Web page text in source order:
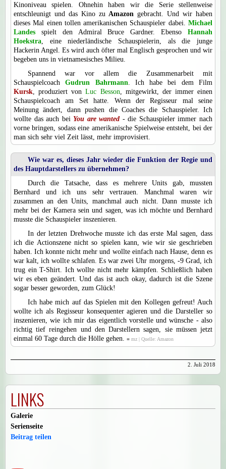
Kinoniveau spielen. Ohnehin haben wir die Serie stellenweise
entschleunigt und das Kino zu Amazon gebracht. Und wir haben
dieses Mal einen tollen amerikanischen Schauspieler dabei. Michael
Landes spielt den Admiral Bruce Gardner. Ebenso Hannah
Hoekstra , eine niederländische Schauspielerin, als die junge
Hackerin Angel. Es wird auch öfter mal Englisch gesprochen und wir
begeben uns in vietnamesisches Milieu.
Spannend war vor allem die Zusammenarbeit mit
SchauspielcoachGudrun Bahrmann . Ich habe bei dem Film
Kursk , produziert vonLuc Besson , mitgewirkt, der immer einen
Schauspielcoach am Set hatte. Wenn der Regisseur mal seine
Meinung ändert, dann pushen die Coaches die Schauspieler. Ich
wollte das auch beiYou are wanted - die Schauspieler immer nach
vorne bringen, sodass eine amerikanische Spielweise entsteht, bei der
man sich sehr viel Zeit lässt, mehr improvisiert.
Wie war es, dieses Jahr wieder die Funktion der Regie und
des Hauptdarstellers zu übernehmen?
Durch die Tatsache, dass es mehrere Units gab, mussten
Bernhard und ich uns sehr vertrauen. Manchmal waren wir
zusammen an den Units, manchmal auch nicht. Dann musste ich
mehr bei der Kamera sein und sagen, was ich möchte und Bernhard
musste die Schauspieler inszenieren.
In der letzten Drehwoche musste ich das erste Mal sagen, dass
ich die Actionszene nicht so spielen kann, wie wir sie geschrieben
haben. Ich konnte nicht mehr und wollte einfach nach Hause, denn es
war kalt, ich wollte schlafen. Es war zwei Uhr morgens, -9 Grad, ich
trug ein T-Shirt. Ich wollte nicht mehr kämpfen. Schließlich haben
wir es eben geändert. Und das ist auch okay, dadurch ist die Szene
sogar besser geworden, zum Glück!
Ich habe mich auf das Spielen mit den Kollegen gefreut! Auch
wollte ich als Regisseur konsequenter agieren und die Darsteller so
inszenieren, wie ich mir das eigentlich vorstelle und wünsche - also
richtig tief reingehen und den Darstellern sagen, sie müssen jetzt
einmal 60 Tage durch die Hölle gehen.
■ mz | Quelle: Amazon
2. Juli 2018
LINKS
Galerie
Serienseite
Beitrag teilen